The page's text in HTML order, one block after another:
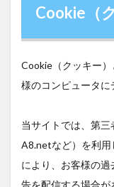
Cookie（
Cookie（クッキー
様のコンピュータに
当サイトでは、第三
A8.netなど）を利用
により、お客様の
告を配信する場合が